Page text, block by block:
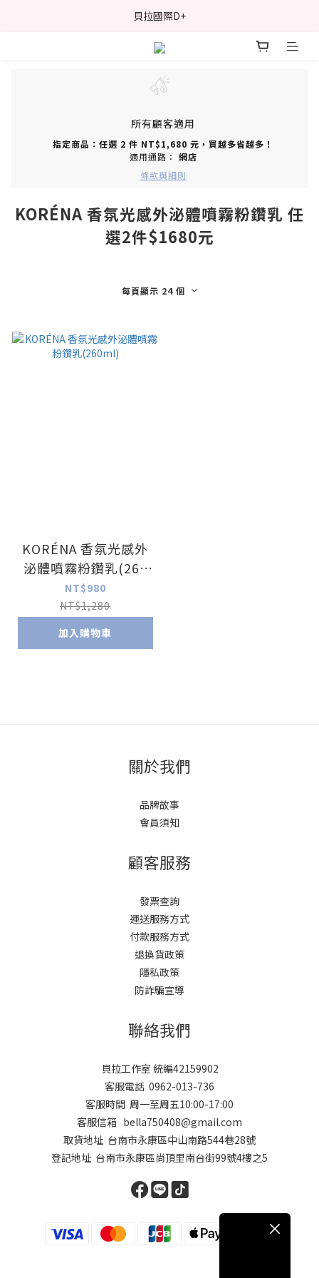
貝拉國際D+
所有顧客適用
指定商品：任選 2 件 NT$1,680 元，買越多省越多！
適用通路： 網店
條款與細則
KORÉNA 香氛光感外泌體噴霧粉鑽乳 任
選2件$1680元
每頁顯示 24 個
KORÉNA 香氛光感外
泌體噴霧粉鑽乳(260
ml)
NT$980
NT$1,280
加入購物車
關於我們
品牌故事
會員須知
顧客服務
發票查詢
運送服務方式
付款服務方式
退換貨政策
隱私政策
防詐騙宣導
聯絡我們
貝拉工作室 統編42159902
客服電話 0962-013-736
客服時間 周一至周五10:00-17:00
客服信箱 bella750408@gmail.com
取貨地址 台南市永康區中山南路544巷28號
登記地址 台南市永康區尚頂里南台街99號4樓之5